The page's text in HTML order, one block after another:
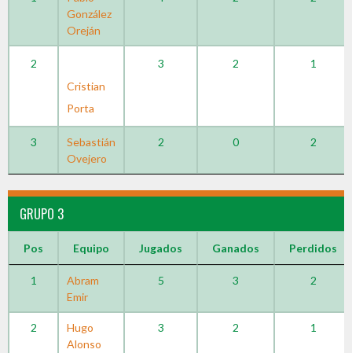
González
Oreján
2
Cristian
Porta
3 2 1
3
Sebastián
Ovejero
2 0 2
GRUPO 3
Pos Equipo Jugados Ganados Perdidos
1
Abram
Emir
5 3 2
2
Hugo
Alonso
3 2 1